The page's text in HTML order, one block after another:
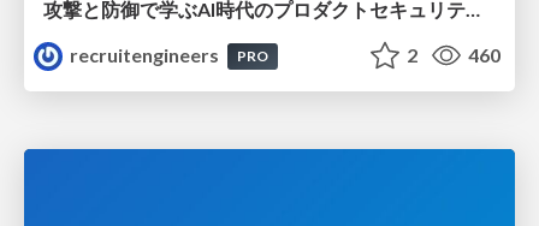
攻撃と防御で学ぶAI時代のプロダクトセキュリティ演習
recruitengineers
PRO 2 460